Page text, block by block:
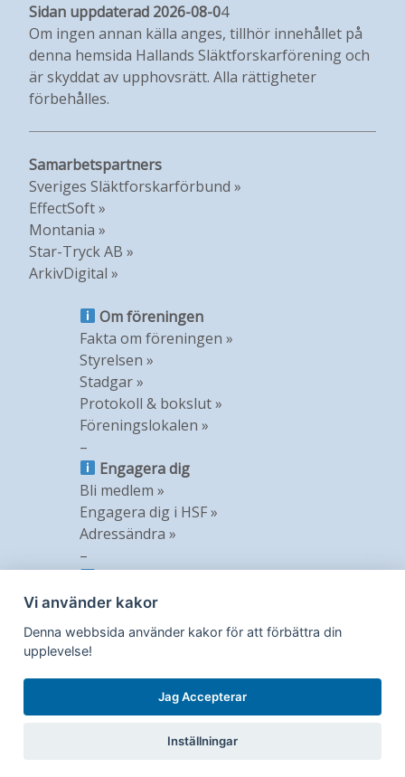
Sidan uppdaterad 2026-08-04
Om ingen annan källa anges, tillhör innehållet på
denna hemsida Hallands Släktforskarförening och
är skyddat av upphovsrätt. Alla rättigheter
förbehålles.
Samarbetspartners
Sveriges Släktforskarförbund »
EffectSoft »
Montania »
Star-Tryck AB »
ArkivDigital »
Om föreningen
Fakta om föreningen »
Styrelsen »
Stadgar »
Protokoll & bokslut »
Föreningslokalen »
–
Engagera dig
Bli medlem »
Engagera dig i HSF »
Adressändra »
–
Nyheter »
Medlemstidning »
Vi använder kakor
Denna webbsida använder kakor för att förbättra din
upplevelse!
Jag Accepterar
Inställningar